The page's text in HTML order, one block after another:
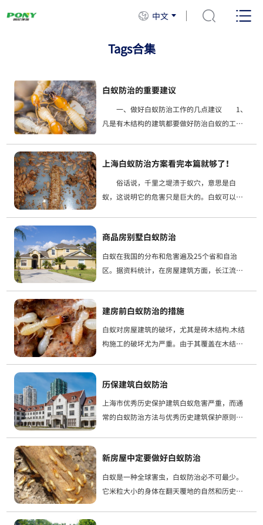
中文
Tags合集
白蚁防治的重要建议
一、做好白蚁防治工作的几点建议 1、
凡是有木结构的建筑都要做好防治白蚁的工
生。 2、仓库、储藏室、资料室等要经常保
上海白蚁防治方案看完本篇就够了！
俗话说，千里之堤溃于蚁穴，意思是白
蚁，这说明它的危害只是巨大的。白蚁可以破
种农林植物等。，从而带来严重的安全隐患，
同
商品房别墅白蚁防治
白蚁在我国的分布和危害遍及25个省和自治
区。据资料统计，在房屋建筑方面，长江流域
市仅白蚁对房屋造成的损失，每...
建房前白蚁防治的措施
白蚁对房屋建筑的破坏，尤其是砖木结构.木结
构施工的破坏尤为严重。由于其覆盖在木结构
物等。随着每个人生活水平的普遍提高
历保建筑白蚁防治
上海市优秀历史保护建筑白蚁危害严重，而通
常的白蚁防治方法与优秀历史建筑保护原则存
的分析，提出了适合于上海市优秀历史建筑的...
新房屋中定要做好白蚁防治
白蚁是一种全球害虫，白蚁防治必不可最少。
它米粒大小的身体在翻天覆地的自然和历史变